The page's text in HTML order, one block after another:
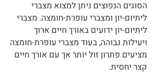
הסוגים הנפוצים ניתן למצוא מצברי
ליתיום-יון ומצברי עופרת-חומצה. מצברי
ליתיום-יון ידועים באורך חיים ארוך
ויעילות גבוהה, בעוד מצברי עופרת-חומצה
מציעים פתרון זול יותר אך עם אורך חיים
קצר יחסית.